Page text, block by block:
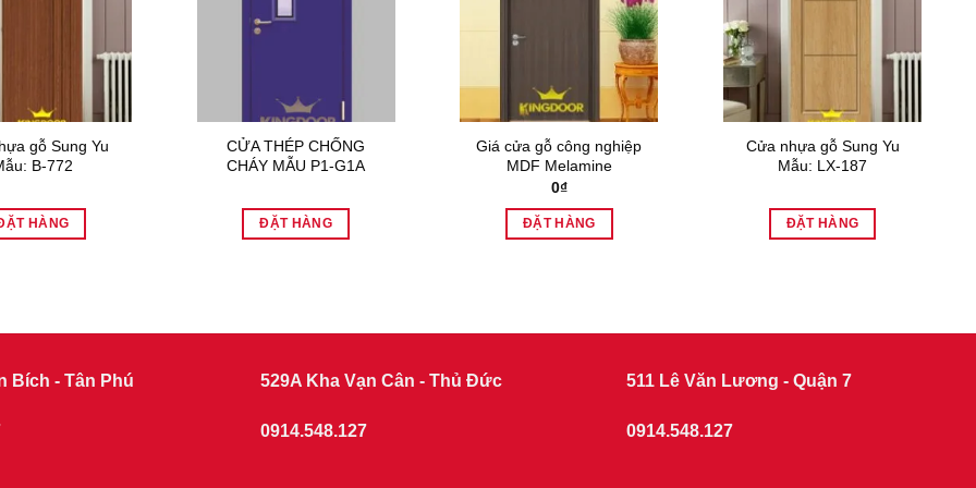
gỗ Sung Yu
B-772
HÀNG
CỬA THÉP CHỐNG
CHÁY MẪU P1-G1A
ĐẶT HÀNG
Giá cửa gỗ công nghiệp
MDF Melamine
0₫
ĐẶT HÀNG
Cửa nhựa gỗ Sung Yu
Mẫu: LX-187
ĐẶT HÀNG
Bích - Tân Phú 529A Kha Vạn Cân - Thủ Đức
0914.548.127
511 Lê Văn Lương - Quận 7
0914.548.127